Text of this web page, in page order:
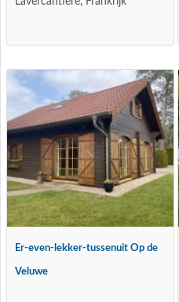
Er-even-lekker-tussenuit Op de
Veluwe